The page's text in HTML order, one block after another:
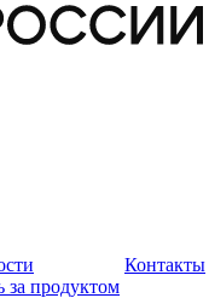
за продуктом
Контакты